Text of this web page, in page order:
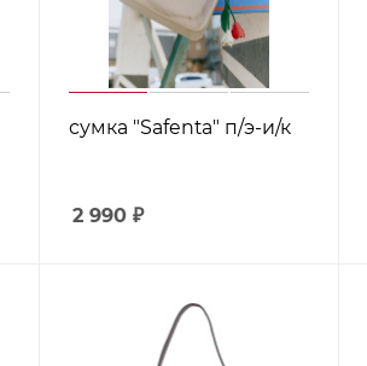
сумка "Safenta" п/э-и/к
2 990₽